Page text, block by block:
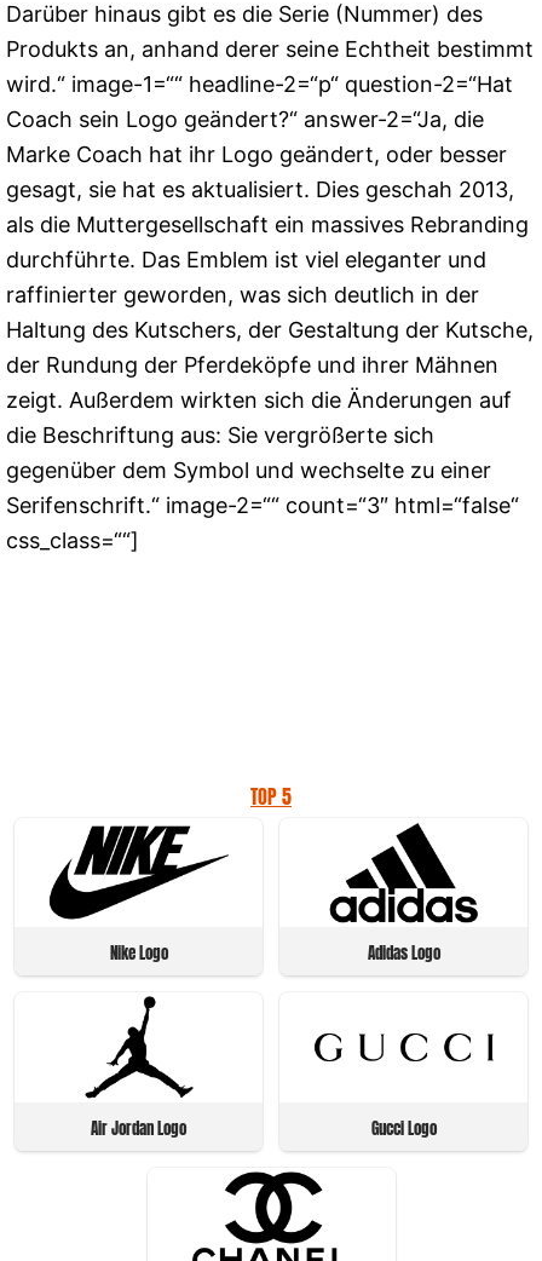
Darüber hinaus gibt es die Serie (Nummer) des
Produkts an, anhand derer seine Echtheit bestimmt
wird.“ image-1=““ headline-2=“p“ question-2=“Hat
Coach sein Logo geändert?“ answer-2=“Ja, die
Marke Coach hat ihr Logo geändert, oder besser
gesagt, sie hat es aktualisiert. Dies geschah 2013,
als die Muttergesellschaft ein massives Rebranding
durchführte. Das Emblem ist viel eleganter und
raffinierter geworden, was sich deutlich in der
Haltung des Kutschers, der Gestaltung der Kutsche,
der Rundung der Pferdeköpfe und ihrer Mähnen
zeigt. Außerdem wirkten sich die Änderungen auf
die Beschriftung aus: Sie vergrößerte sich
gegenüber dem Symbol und wechselte zu einer
Serifenschrift.“ image-2=““ count=“3″ html=“false“
css_class=““]
TOP 5
Nike Logo Adidas Logo
Air Jordan Logo Gucci Logo